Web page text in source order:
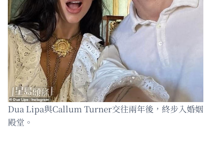
Dua Lipa與Callum Turner交往兩年後，終步入婚姻
殿堂。